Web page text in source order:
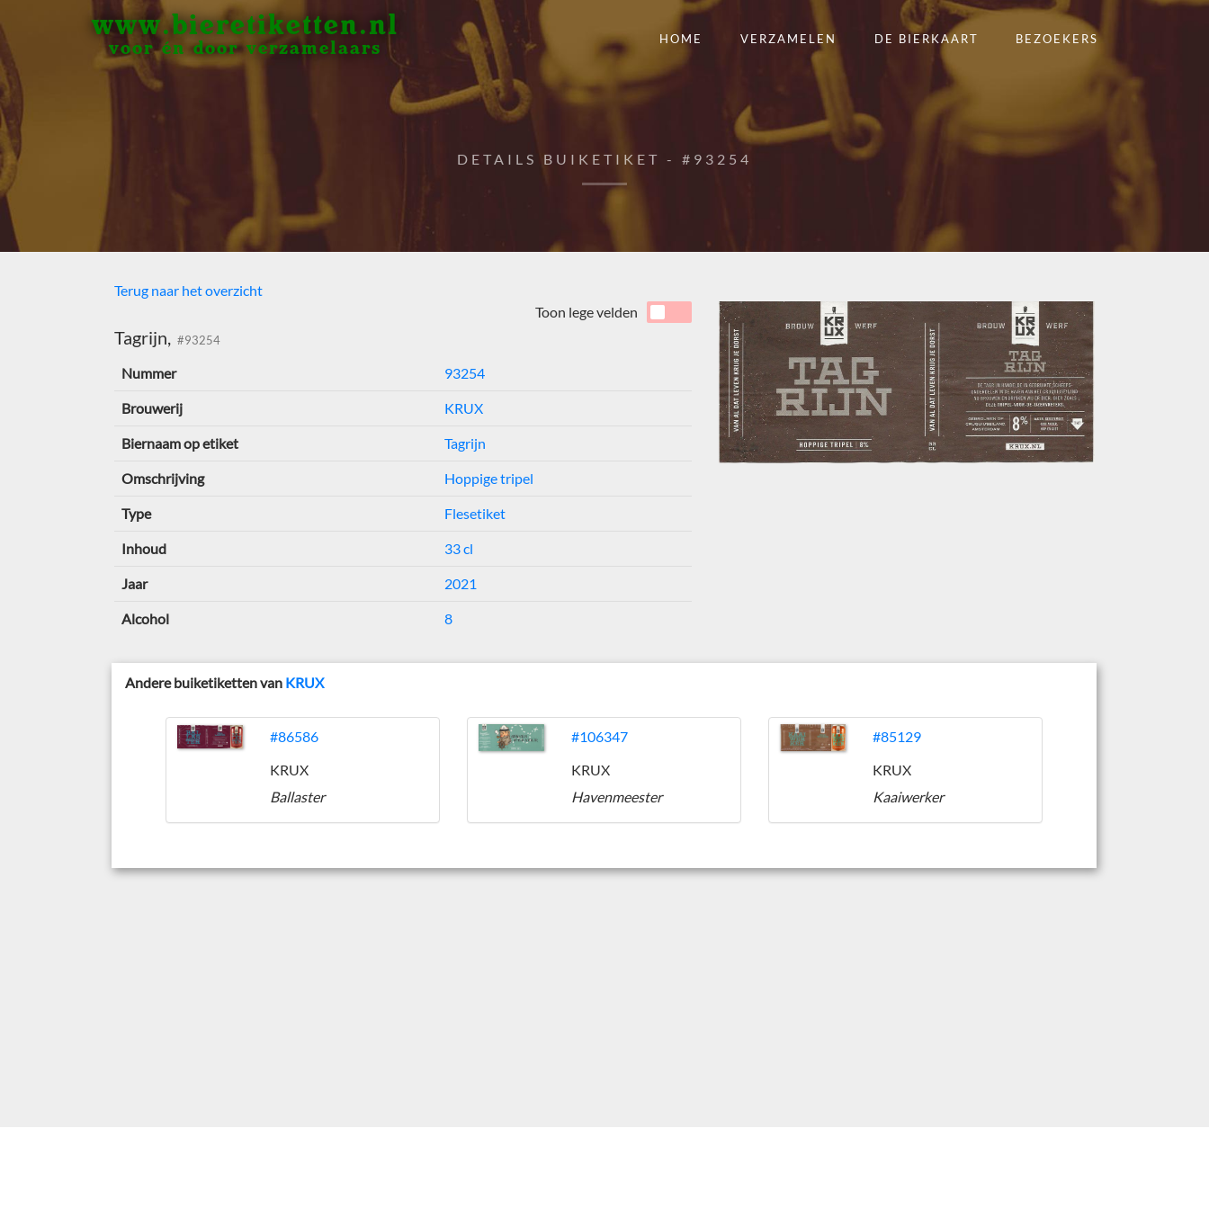
www.bieretiketten.nl
voor én door verzamelaars
HOME VERZAMELEN DE BIERKAART BEZOEKERS
DETAILS BUIKETIKET - #93254
Terug naar het overzicht
Tagrijn, #93254
Toon lege velden
Nummer 93254
Brouwerij KRUX
Biernaam op etiket Tagrijn
Omschrijving Hoppige tripel
Type Flesetiket
Inhoud 33 cl
Jaar 2021
Alcohol 8
Andere buiketiketten van KRUX
#86586
KRUX
Ballaster
#106347
KRUX
Havenmeester
#85129
KRUX
Kaaiwerker